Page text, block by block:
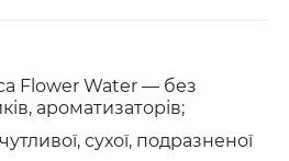
Flower Water — без
ароматизаторів;
сухої, подразненої